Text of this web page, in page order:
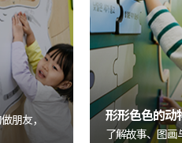
朋友，
形形色色的动
了解故事、图画